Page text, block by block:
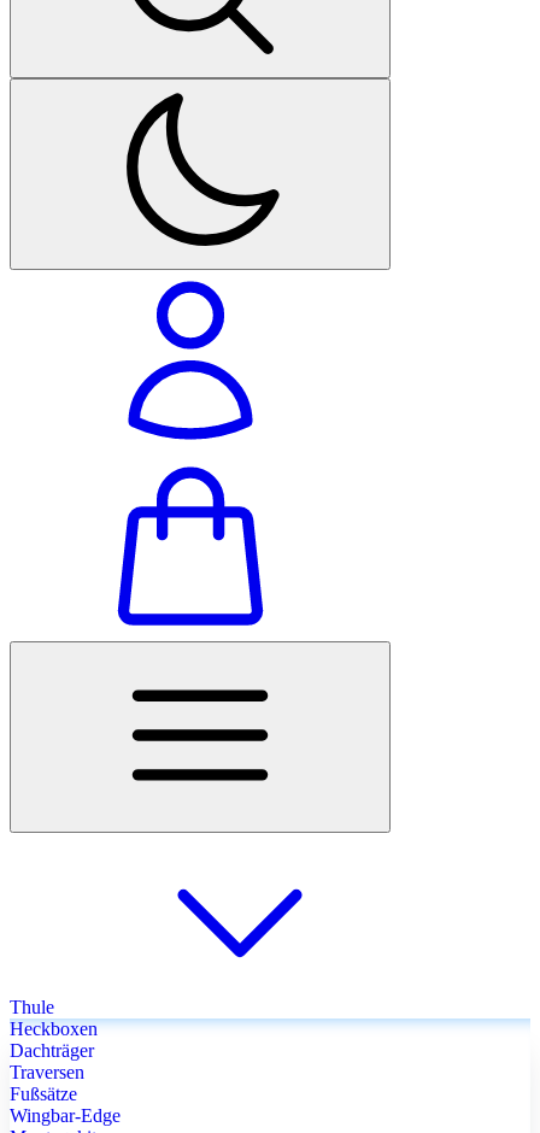
Thule
Heckboxen
Dachträger
Traversen
Fußsätze
Wingbar-Edge